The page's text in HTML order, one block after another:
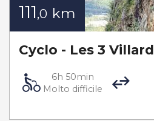
111,0 km
Cyclo - Les 3 Villard
6h 50min
Molto difficile